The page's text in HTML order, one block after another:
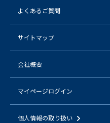
よくあるご質問
サイトマップ
会社概要
マイページログイン
個人情報の取り扱い